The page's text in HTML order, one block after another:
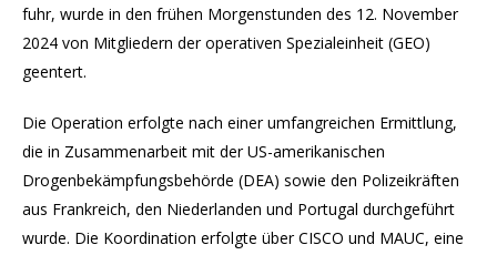
fuhr, wurde in den frühen Morgenstunden des 12. November
2024 von Mitgliedern der operativen Spezialeinheit (GEO)
geentert.
Die Operation erfolgte nach einer umfangreichen Ermittlung,
die in Zusammenarbeit mit der US-amerikanischen
Drogenbekämpfungsbehörde (DEA) sowie den Polizeikräften
aus Frankreich, den Niederlanden und Portugal durchgeführt
wurde. Die Koordination erfolgte über CISCO und MAUC, eine